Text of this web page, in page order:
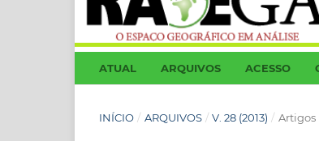
ATUAL ARQUIVOS ACESSO
INÍCIO / ARQUIVOS / V. 28 (2013) / Artigos